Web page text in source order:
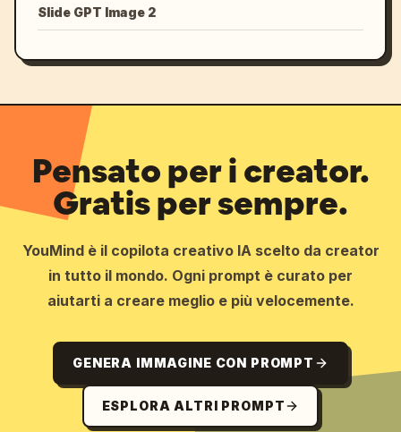
Slide GPT Image 2
Pensato per i creator.
Gratis per sempre.
YouMind è il copilota creativo IA scelto da creator
in tutto il mondo. Ogni prompt è curato per
aiutarti a creare meglio e più velocemente.
GENERA IMMAGINE CON PROMPT
ESPLORA ALTRI PROMPT